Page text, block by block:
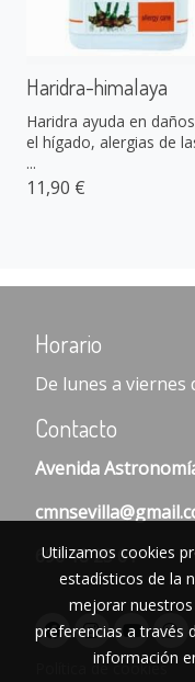
Haridra-himalaya
Haridra ayuda en
el hígado, alergias de
...
11,90 €
Horario
De lunes a viernes
Contacto
Avenida
696 18 25 61
Política de cookies
Utilizamos cookies
estadísticos de la
mejorar
preferencias a través
información